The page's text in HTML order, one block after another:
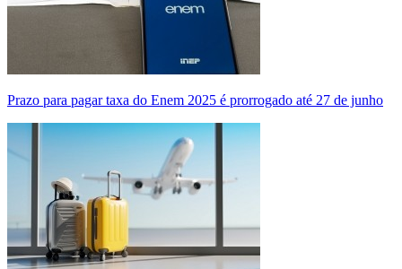
Prazo para pagar taxa do Enem 2025 é prorrogado até 27 de junho